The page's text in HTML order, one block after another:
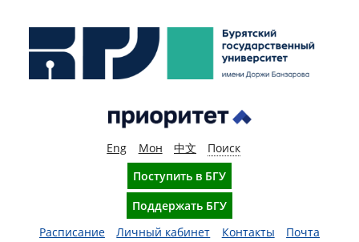
Eng Мон 中文
Поиск
Поступить в БГУ
Поддержать БГУ
Расписание
Личный кабинет Контакты Почта